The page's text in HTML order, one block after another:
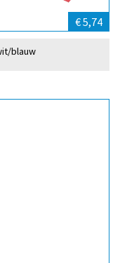
€ 5,74
blauw